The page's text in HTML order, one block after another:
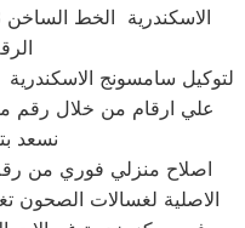
لتوكيل سامسونج
نسعد
اصلاح منزلي فوري من
الاصلية لغسالات